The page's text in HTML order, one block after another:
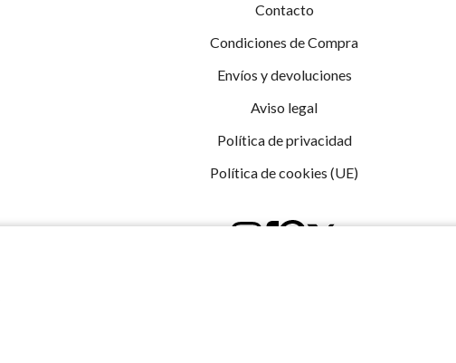
Contacto
Condiciones de Compra
Envíos y devoluciones
Aviso legal
Política de privacidad
Política de cookies (UE)